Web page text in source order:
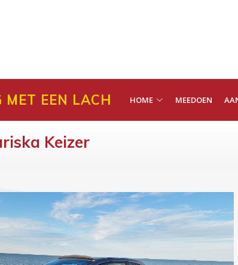
EEN LACH HOME MEEDOEN
Keizer